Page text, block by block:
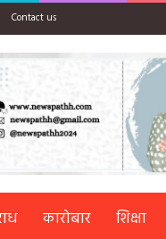
Contact us
कारोबार शिक्षा